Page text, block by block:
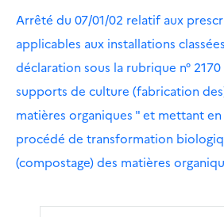
Arrêté du 07/01/02 relatif aux
applicables aux installations
déclaration sous la rubrique n°
supports de culture (fabrication
matières organiques " et mettant
procédé de transformation
(compostage) des matières